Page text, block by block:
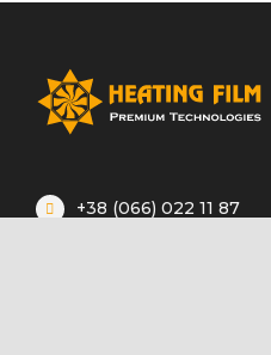
+38 (066) 022 11 87